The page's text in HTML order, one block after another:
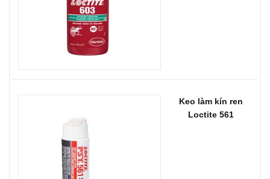
Keo làm kín ren
Loctite 561